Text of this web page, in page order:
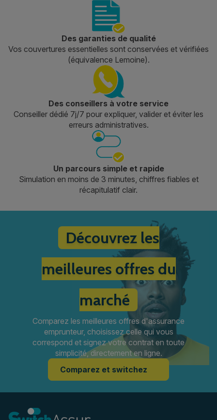
Des garanties de qualité
Vos couvertures essentielles sont conservées et vérifiées
(équivalence Lemoine).
Des conseillers à votre service
Conseiller dédié 7j/7 pour expliquer, valider et éviter les
erreurs administratives.
Un parcours simple et rapide
Simulation en moins de 3 minutes, chiffres fiables et
récapitulatif clair.
Découvrez les
meilleures offres du
marché
Comparez les meilleures offres d'assurance
emprunteur, choisissez celle qui vous
correspond et signez votre contrat en toute
simplicité, directement en ligne.
Comparez et switchez